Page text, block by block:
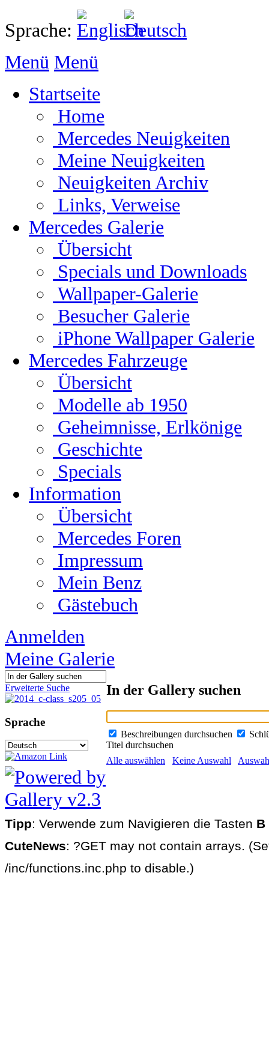
Sprache:
Menü Menü
Startseite
Home
Mercedes Neuigkeiten
Meine Neuigkeiten
Neuigkeiten Archiv
Links, Verweise
Mercedes Galerie
Übersicht
Specials und Downloads
Wallpaper-Galerie
Besucher Galerie
iPhone Wallpaper Galerie
Mercedes Fahrzeuge
Übersicht
Modelle ab 1950
Geheimnisse, Erlkönige
Geschichte
Specials
Information
Übersicht
Mercedes Foren
Impressum
Mein Benz
Gästebuch
Anmelden
Meine Galerie
Erweiterte Suche
Sprache
In der Gallery suchen
Beschreibungen durchsuchen
Titel durchsuchen
Alle auswählen
Keine Auswahl
Tipp: Verwende zum Navigieren die Tasten B
CuteNews: ?GET may not contain arrays.
/inc/functions.inc.php to disable.)